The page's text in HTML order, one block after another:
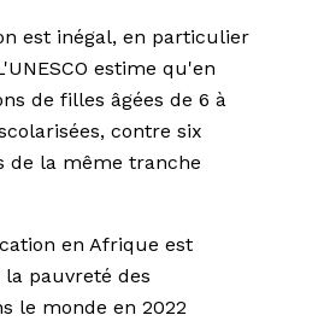
est inégal, en particulier
estime qu'en
de filles âgées de 6 à
contre six
de la même tranche
en Afrique est
la pauvreté des
le monde en 2022